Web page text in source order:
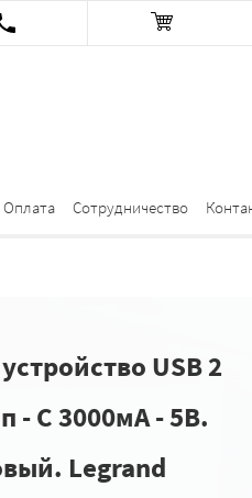
Оплата Сотрудничество
USB 2
- C 3000мА - 5В.
Legrand